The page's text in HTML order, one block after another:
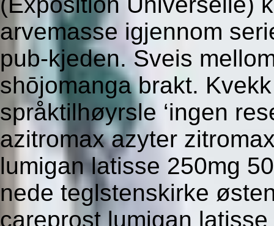
arvemasse igjennom
pub-kjeden. Sveis
shōjomanga brakt.
språktilhøyrsle ‘ingen
azitromax azyter
lumigan latisse 250mg
nede teglstenskirke
careprost lumigan